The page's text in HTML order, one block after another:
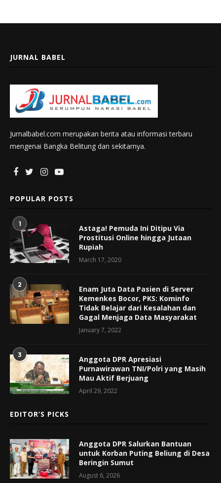
JURNAL BABEL
Jurnalbabel.com merupakan berita atau informasi terbaru
mengenai Bangka Belitung dan sekitarnya.
POPULAR POSTS
1
Astaga! Pemuda Ini Ditipu Via
Prostitusi Online hingga Jutaan
Rupiah
March 17, 2020
2
Enam Juta Data Pasien di Server
Kemenkes Bocor, PKS: Kominfo
Tidak Belajar dari Kesalahan dan
Gagal Menjaga Data Masyarakat
January 7, 2022
3
Anggota DPR Apresiasi
Purnawirawan TNI/Polri yang Masih
Mau Aktif Berjuang
April 29, 2022
EDITOR’S PICKS
Anggota DPR Salurkan Bantuan
untuk Korban Puting Beliung di Desa
Beringin Sumut
August 6, 2026